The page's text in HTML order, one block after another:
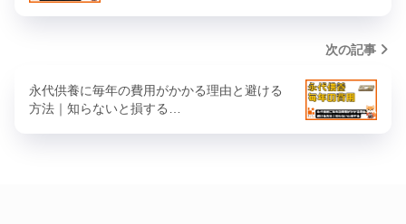
次の記事
永代供養に毎年の費用がかかる理由と避ける
方法｜知らないと損する…